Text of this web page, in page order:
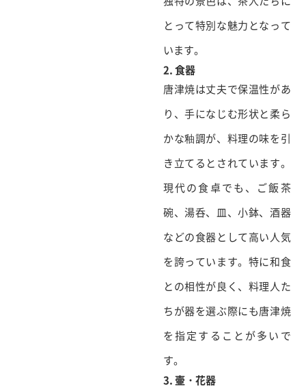
とって特別な魅力となって
います。
2. 食器
唐津焼は丈夫で保温性があ
り、手になじむ形状と柔ら
かな釉調が、料理の味を引
き立てるとされています。
現代の食卓でも、ご飯茶
碗、湯呑、皿、小鉢、酒器
などの食器として高い人気
を誇っています。特に和食
との相性が良く、料理人た
ちが器を選ぶ際にも唐津焼
を指定することが多いで
す。
3. 壷・花器